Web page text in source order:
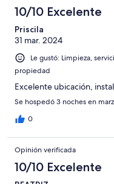
10/10 Excelente
Priscila
31 mar. 2024
Le gustó: Limpieza,
propiedad
Excelente ubicación,
Se hospedó 3 noches en
0
Opinión verificada
10/10 Excelente